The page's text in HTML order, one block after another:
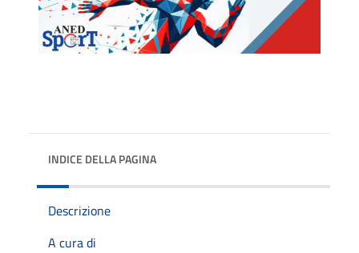
INDICE DELLA PAGINA
Descrizione
A cura di